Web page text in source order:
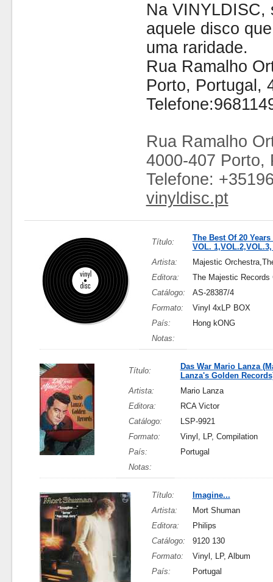
Na VINYLDISC,
aquele disco
uma raridade.
Rua Ramalho
Porto, Portugal,
Rua Ramalho
4000-407 Porto,
Telefone:
vinyldisc.pt
Título:
The Best Of 20 Years
VOL.
Artista:
Majestic
Editora:
The Majestic Records
Catálogo:
AS-28387/4
Formato:
Vinyl 4xLP BOX
País:
Hong kONG
Notas:
Título:
Das War Mario Lanza
Lanza's Golden
Artista:
Mario Lanza
Editora:
RCA Victor
Catálogo:
LSP-9921
Formato:
Vinyl, LP, Compilation
País:
Portugal
Notas:
Título:
Imagine...
Artista:
Mort Shuman
Editora:
Philips
Catálogo:
9120 130
Formato:
Vinyl, LP, Album
País:
Portugal